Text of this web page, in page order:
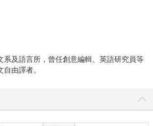
系及語言所，曾任創意編輯、英語研究員等
由譯者。